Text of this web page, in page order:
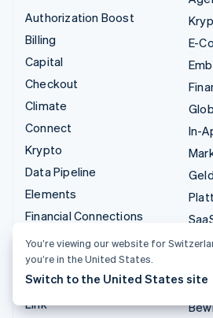
Authorization Boost
Billing
Capital
Checkout
Climate
Connect
Krypto
Data Pipeline
Elements
Financial Connections
Identity
Invoicing
Issuing
Link
E-
In-
KI-
You’re viewing our website for
you’re in the United States.
Switch to the United States site